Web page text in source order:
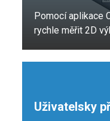
Uživatelsky
Pomocí aplikace
rychle měřit 2D